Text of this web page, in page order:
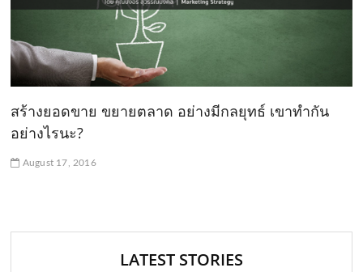
สร้างยอดขาย ขยายตลาด อย่างมีกลยุทธ์ เขาทำกัน
อย่างไรนะ?
August 17, 2016
LATEST STORIES